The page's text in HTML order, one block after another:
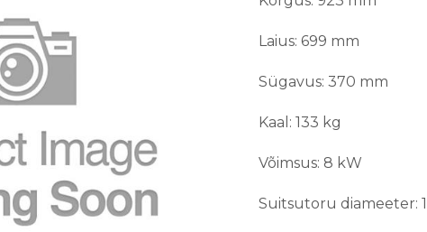
Laius: 699 mm
Sügavus: 370 mm
Kaal: 133 kg
Võimsus: 8 kW
Suitsutoru diameeter: